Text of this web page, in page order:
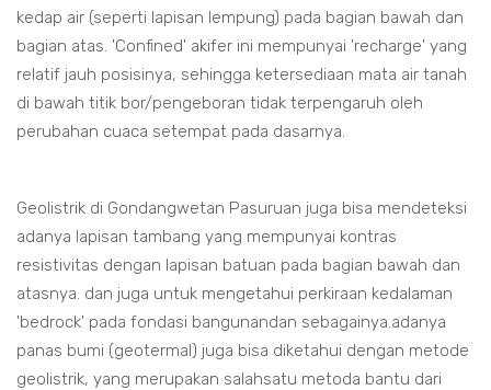
kedap air (seperti lapisan lempung) pada bagian bawah dan
bagian atas. 'Confined' akifer ini mempunyai 'recharge' yang
relatif jauh posisinya, sehingga ketersediaan mata air tanah
di bawah titik bor/pengeboran tidak terpengaruh oleh
perubahan cuaca setempat pada dasarnya.
Geolistrik di Gondangwetan Pasuruan juga bisa mendeteksi
adanya lapisan tambang yang mempunyai kontras
resistivitas dengan lapisan batuan pada bagian bawah dan
atasnya. dan juga untuk mengetahui perkiraan kedalaman
'bedrock' pada fondasi bangunandan sebagainya.adanya
panas bumi (geotermal) juga bisa diketahui dengan metode
geolistrik, yang merupakan salahsatu metoda bantu dari